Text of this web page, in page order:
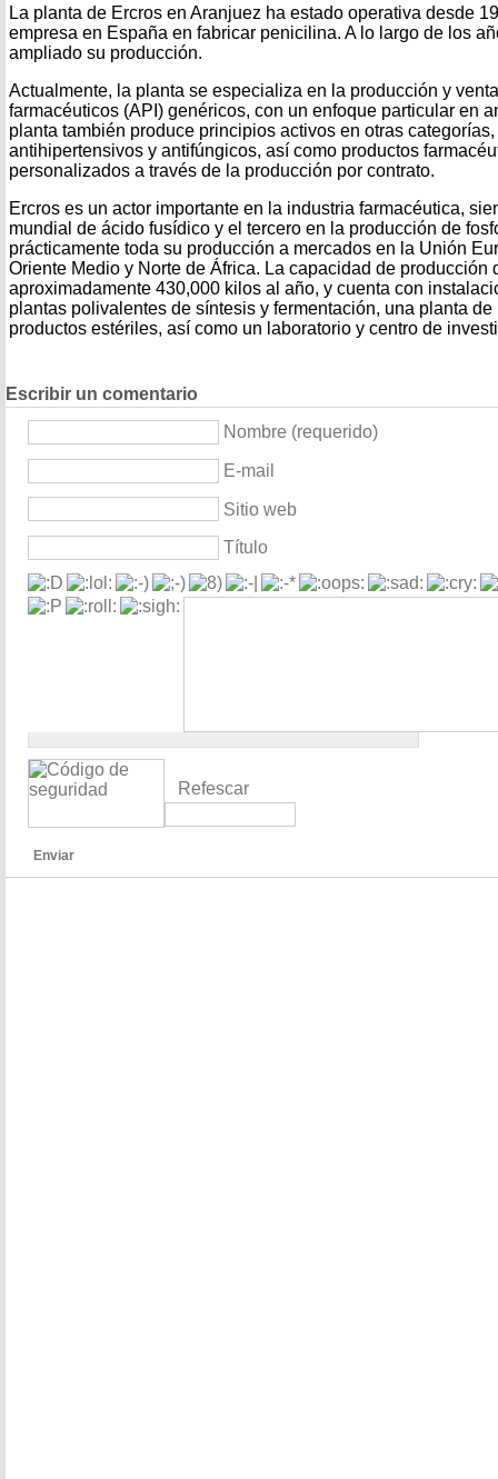
La planta de Ercros en Aranjuez ha estado operativa desde
empresa en España en fabricar penicilina. A lo largo de los
ampliado su producción.
Actualmente, la planta se especializa en la producción y
farmacéuticos (API) genéricos, con un enfoque particular en
planta también produce principios activos en otras
antihipertensivos y antifúngicos, así como productos
personalizados a través de la producción por contrato.
Ercros es un actor importante en la industria farmacéutica,
mundial de ácido fusídico y el tercero en la producción de
prácticamente toda su producción a mercados en la Unión
Oriente Medio y Norte de África. La capacidad de producción
aproximadamente 430,000 kilos al año, y cuenta con
plantas polivalentes de síntesis y fermentación, una planta
productos estériles, así como un laboratorio y centro de
Escribir un comentario
Nombre (requerido)
E-mail
Sitio web
Título
Refescar
Enviar